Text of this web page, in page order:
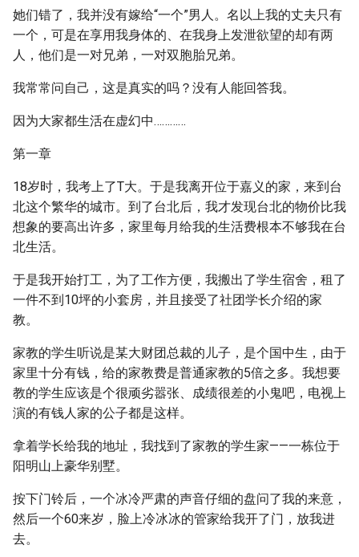
她们错了，我并没有嫁给“一个”男人。名以上我的丈夫只有
一个，可是在享用我身体的、在我身上发泄欲望的却有两
人，他们是一对兄弟，一对双胞胎兄弟。
我常常问自己，这是真实的吗？没有人能回答我。
因为大家都生活在虚幻中…………
第一章
18岁时，我考上了T大。于是我离开位于嘉义的家，来到台
北这个繁华的城市。到了台北后，我才发现台北的物价比我
想象的要高出许多，家里每月给我的生活费根本不够我在台
北生活。
于是我开始打工，为了工作方便，我搬出了学生宿舍，租了
一件不到10坪的小套房，并且接受了社团学长介绍的家
教。
家教的学生听说是某大财团总裁的儿子，是个国中生，由于
家里十分有钱，给的家教费是普通家教的5倍之多。我想要
教的学生应该是个很顽劣嚣张、成绩很差的小鬼吧，电视上
演的有钱人家的公子都是这样。
拿着学长给我的地址，我找到了家教的学生家——一栋位于
阳明山上豪华别墅。
按下门铃后，一个冰冷严肃的声音仔细的盘问了我的来意，
然后一个60来岁，脸上冷冰冰的管家给我开了门，放我进
去。